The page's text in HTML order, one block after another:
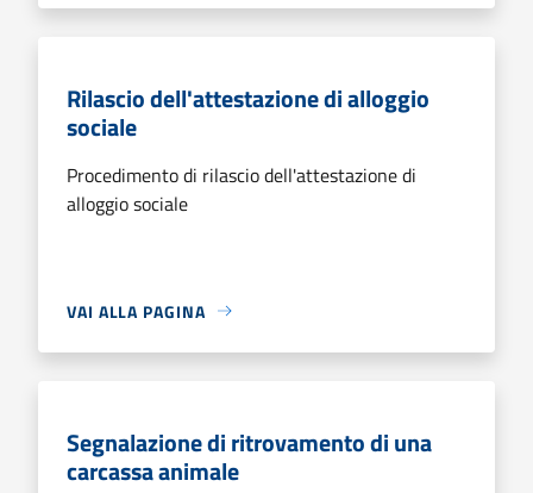
Rilascio dell'attestazione di alloggio
sociale
Procedimento di rilascio dell'attestazione di
alloggio sociale
VAI ALLA PAGINA
Segnalazione di ritrovamento di una
carcassa animale